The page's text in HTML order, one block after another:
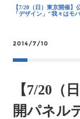
【7/20（日）東京開催
「デザイン」"我々はモ
2014/7/10
【7/20（
開パネル